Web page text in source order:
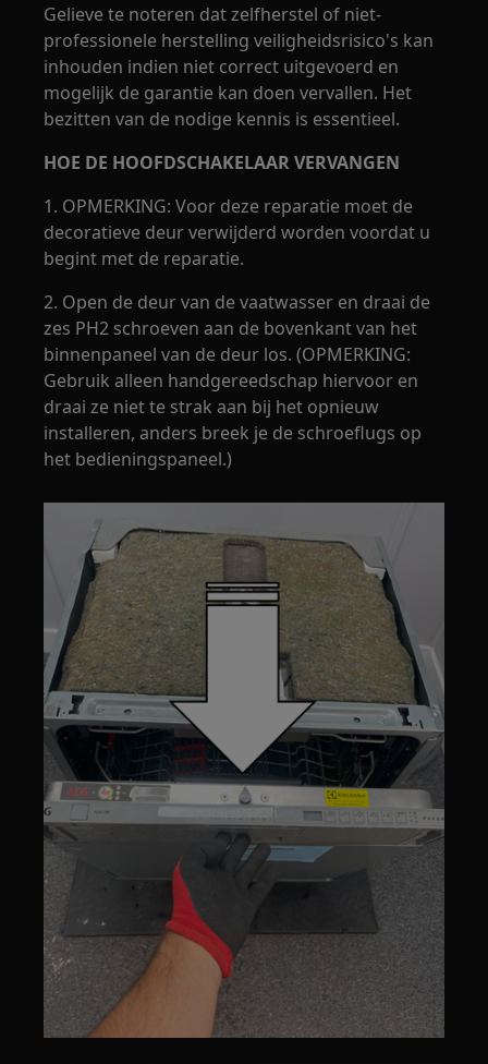
Gelieve te noteren dat zelfherstel of niet-
professionele herstelling veiligheidsrisico's kan
inhouden indien niet correct uitgevoerd en
mogelijk de garantie kan doen vervallen. Het
bezitten van de nodige kennis is essentieel.
HOE DE HOOFDSCHAKELAAR VERVANGEN
1. OPMERKING: Voor deze reparatie moet de
decoratieve deur verwijderd worden voordat u
begint met de reparatie.
2. Open de deur van de vaatwasser en draai de
zes PH2 schroeven aan de bovenkant van het
binnenpaneel van de deur los. (OPMERKING:
Gebruik alleen handgereedschap hiervoor en
draai ze niet te strak aan bij het opnieuw
installeren, anders breek je de schroeflugs op
het bedieningspaneel.)